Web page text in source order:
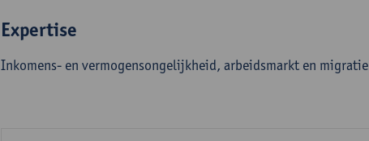
Expertise
Inkomens- en vermogensongelijkheid, arbeidsmarkt en migratie